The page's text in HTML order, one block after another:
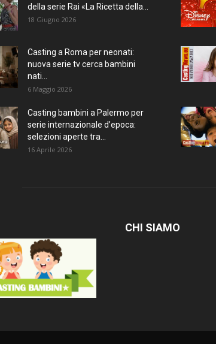
della serie Rai «La Ricetta della...
18 Giugno 2026
Casting a Roma per neonati:
nuova serie tv cerca bambini
nati...
6 Maggio 2026
Casting bambini a Palermo per
serie internazionale d’epoca:
selezioni aperte tra...
16 Aprile 2026
CHI SIAMO